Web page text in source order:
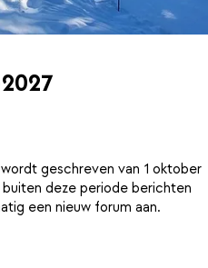
geschreven van 1 oktober
deze periode berichten
een nieuw forum aan.